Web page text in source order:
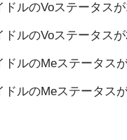
ルのVoステータス
ルのVoステータス
ルのMeステータス
ルのMeステータス